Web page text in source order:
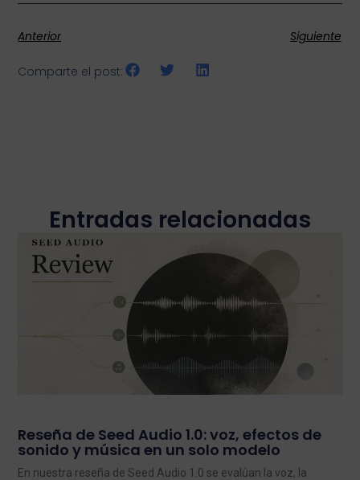
Anterior Siguiente
Comparte el post:
Entradas relacionadas
Reseña de Seed Audio 1.0: voz, efectos de
sonido y música en un solo modelo
En nuestra reseña de Seed Audio 1.0 se evalúan la voz, la